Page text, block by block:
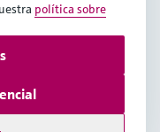
AG
de datos
política sobre